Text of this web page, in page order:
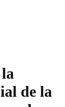
de la